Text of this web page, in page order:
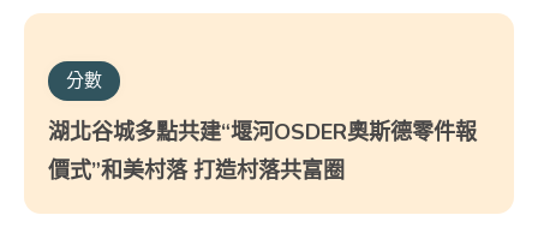
分數
湖北谷城多點共建“堰河OSDER奧斯德零件報
價式”和美村落 打造村落共富圈